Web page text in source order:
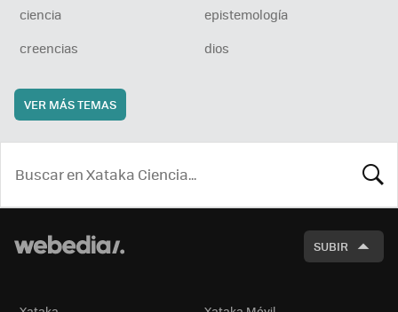
ciencia
epistemología
creencias
dios
VER MÁS TEMAS
SUBIR